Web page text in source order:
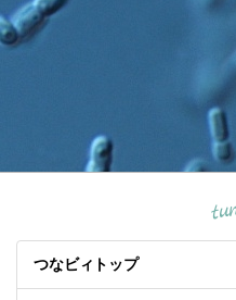
つなビィトップ